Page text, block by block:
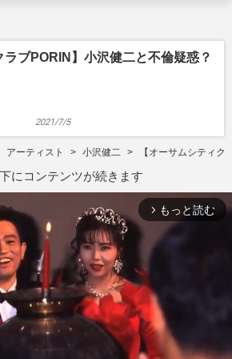
ラブPORIN】小沢健二と不倫疑惑？
2021/7/5
アーティスト 小沢健二 【オーサムシティ
にコンテンツが続きます
arrow_forward_ios もっと読む